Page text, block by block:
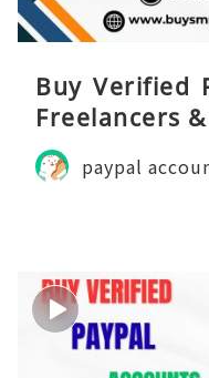
Buy Verified
Freelancers
paypal